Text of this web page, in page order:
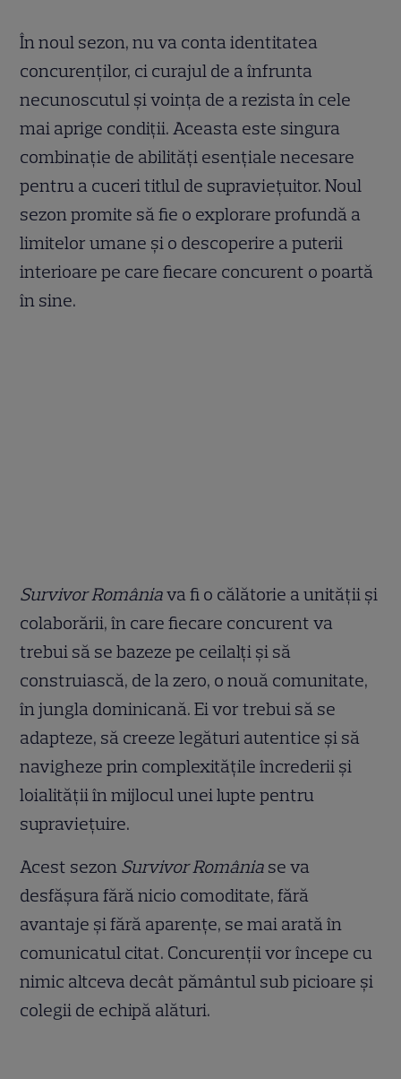
În noul sezon, nu va conta identitatea
concurenților, ci curajul de a înfrunta
necunoscutul și voința de a rezista în cele
mai aprige condiții. Aceasta este singura
combinație de abilități esențiale necesare
pentru a cuceri titlul de supraviețuitor. Noul
sezon promite să fie o explorare profundă a
limitelor umane și o descoperire a puterii
interioare pe care fiecare concurent o poartă
în sine.
SurvivorRomâniava fi o călătorie a unității și
colaborării, în care fiecare concurent va
trebui să se bazeze pe ceilalți și să
construiască, de la zero, o nouă comunitate,
în jungla dominicană. Ei vor trebui să se
adapteze, să creeze legături autentice și să
navigheze prin complexitățile încrederii și
loialității în mijlocul unei lupte pentru
supraviețuire.
Acest sezon Survivor România se va
desfășura fără nicio comoditate, fără
avantaje și fără aparențe, se mai arată în
comunicatul citat. Concurenții vor începe cu
nimic altceva decât pământul sub picioare și
colegii de echipă alături.